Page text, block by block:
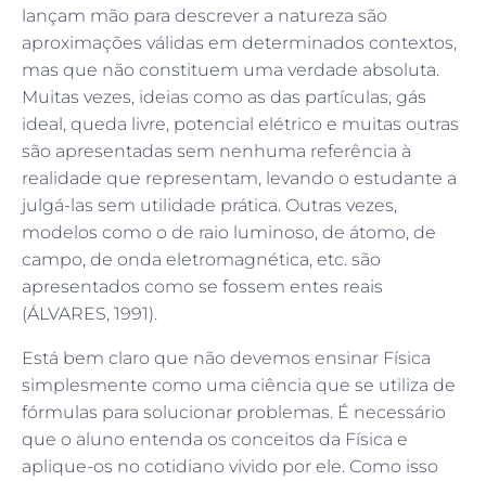
lançam mão para descrever a natureza são
aproximações válidas em determinados contextos,
mas que não constituem uma verdade absoluta.
Muitas vezes, ideias como as das partículas, gás
ideal, queda livre, potencial elétrico e muitas outras
são apresentadas sem nenhuma referência à
realidade que representam, levando o estudante a
julgá-las sem utilidade prática. Outras vezes,
modelos como o de raio luminoso, de átomo, de
campo, de onda eletromagnética, etc. são
apresentados como se fossem entes reais
(ÁLVARES, 1991).
Está bem claro que não devemos ensinar Física
simplesmente como uma ciência que se utiliza de
fórmulas para solucionar problemas. É necessário
que o aluno entenda os conceitos da Física e
aplique-os no cotidiano vivido por ele. Como isso